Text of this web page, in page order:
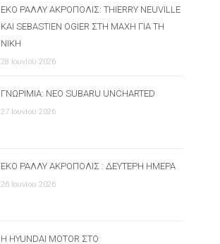
ΕΚΟ ΡΆΛΛΥ ΑΚΡΌΠΟΛΙΣ: THIERRY NEUVILLE
ΚΑΙ SEBASTIEN OGIER ΣΤΗ ΜΆΧΗ ΓΙΑ ΤΗ
ΝΊΚΗ
28 Ιουνίου 2026
ΓΝΩΡΙΜΊΑ: ΝΈΟ SUBARU UNCHARTED
27 Ιουνίου 2026
ΕΚΟ ΡΆΛΛΥ ΑΚΡΌΠΟΛΙΣ : ΔΕΎΤΕΡΗ ΗΜΈΡΑ
26 Ιουνίου 2026
Η HYUNDAI MOTOR ΣΤΟ